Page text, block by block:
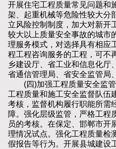
开展住宅工程质量常见问题和
架、起重机械等危险性较大分
立风险控制制度，加大对新开
较大以上质量安全事故的城市
理服务模式，对选择具有相应
程工程咨询服务的工程，可不
乡建设厅、省工业和信息化厅
省通信管理局、省安全监管局
(四)加强工程质量安全监管
工程质量和施工安全监督队伍
考核，监督机构履行职能所需
障。强化层级监管，严格工程
员的考核。在保定、邯郸市开
理情况试点。强化工程质量检
假报告等行为。开展县城建设